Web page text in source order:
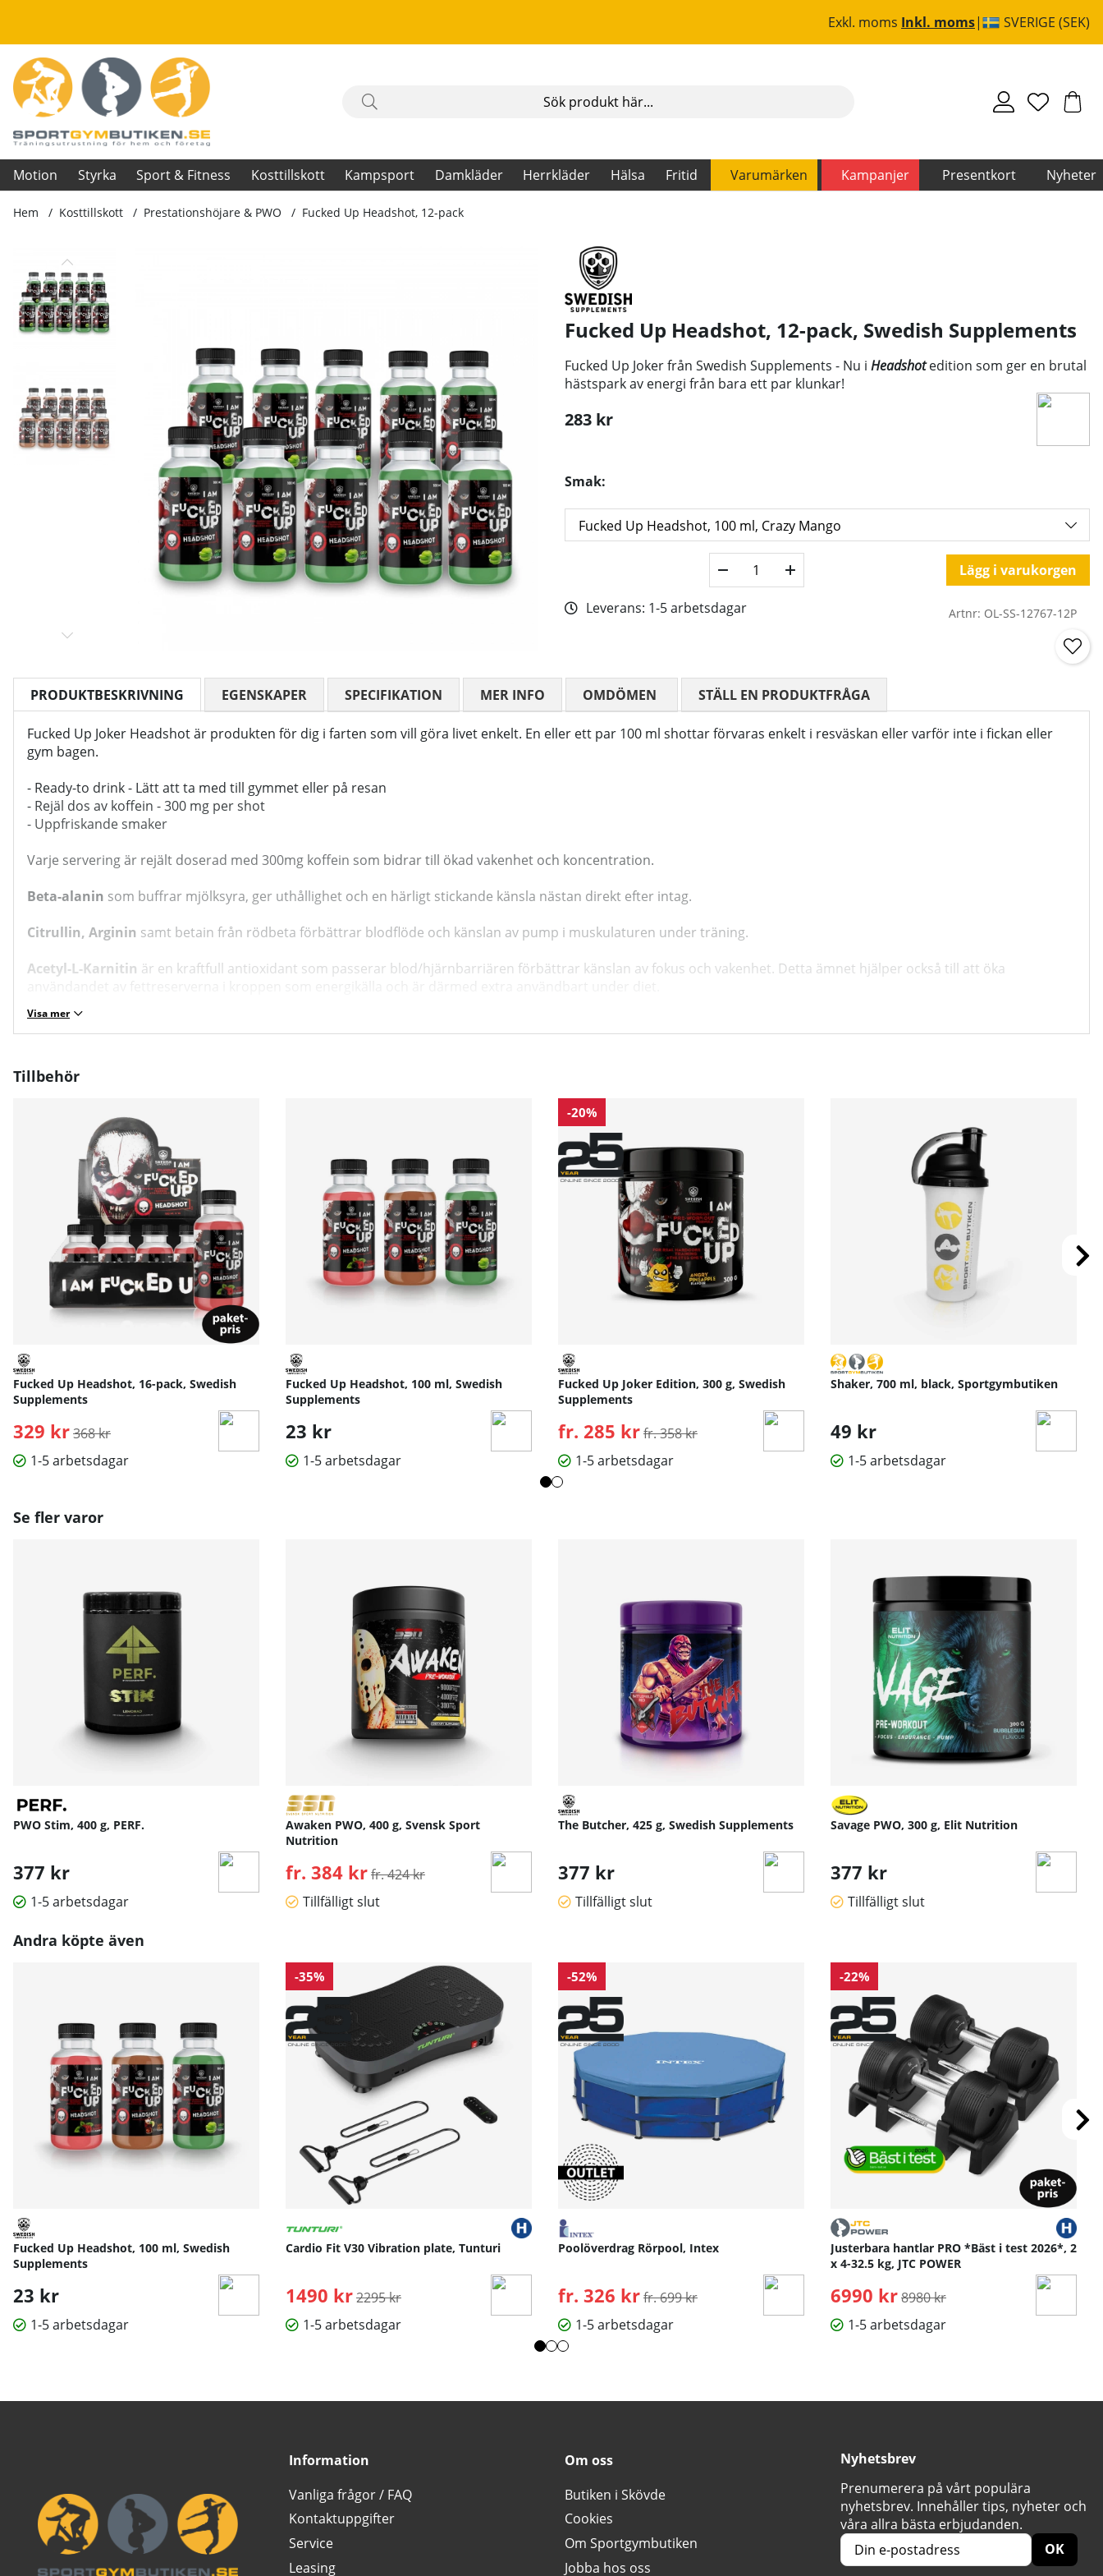
Exkl. moms Inkl. moms SVERIGE (SEK)
Motion Styrka Sport & Fitness Kosttillskott Kampsport Damkläder Herrkläder Hälsa Fritid Varumärken Kampanjer Presentkort Nyheter
Hem Kosttillskott Prestationshöjare & PWO Fucked Up Headshot, 12-pack
Produktbilder Fucked Up Headshot, 12-pack
Fucked Up Headshot, 12-pack, Swedish Supplements
Fucked Up Joker från Swedish Supplements - Nu i Headshotedition som ger en brutal
hästspark av energi från bara ett par klunkar!
283 kr
Smak:
Lägg i varukorgen
Leverans: 1-5 arbetsdagar Artnr: OL-SS-12767-12P
PRODUKTBESKRIVNING
Fucked Up Joker Headshot är produkten för dig i farten som vill göra livet enkelt. En eller ett par 100 ml shottar förvaras enkelt i resväskan eller varför inte i fickan eller
gym bagen.
- Ready-to drink - Lätt att ta med till gymmet eller på resan
- Rejäl dos av koffein - 300 mg per shot
- Uppfriskande smaker
Varje servering är rejält doserad med 300mg koffein som bidrar till ökad vakenhet och koncentration.
Beta-alanin som buffrar mjölksyra, ger uthållighet och en härligt stickande känsla nästan direkt efter intag.
Citrullin, Arginin samt betain från rödbeta förbättrar blodflöde och känslan av pump i muskulaturen under träning.
Acetyl-L-Karnitin är en kraftfull antioxidant som passerar blod/hjärnbarriären förbättrar känslan av fokus och vakenhet. Detta ämnet hjälper också till att öka
Visa mer
EGENSKAPER SPECIFIKATION MER INFO OMDÖMEN MEDELBETYG 0 AV 5 ANTAL BETYG 0
STÄLL EN PRODUKTFRÅGA
Tillbehör
Fucked Up Headshot, 16-pack, Swedish
Supplements
329 kr Ordinarie pris:
368 kr
1-5 arbetsdagar
Fucked Up Headshot, 100 ml, Swedish
Supplements
23 kr
1-5 arbetsdagar
-20%
Fucked Up Joker Edition, 300 g, Swedish
Supplements
fr. 285 krOrdinarie pris:
fr. 358 kr
1-5 arbetsdagar
Shaker, 700 ml, black, Sportgymbutiken
49 kr
1-5 arbetsdagar
Se fler varor
PWO Stim, 400 g, PERF.
377 kr
1-5 arbetsdagar
Awaken PWO, 400 g, Svensk Sport
Nutrition
fr. 384 krOrdinarie pris:
fr. 424 kr
Tillfälligt slut
The Butcher, 425 g, Swedish Supplements
377 kr
Tillfälligt slut
Savage PWO, 300 g, Elit Nutrition
377 kr
Tillfälligt slut
Andra köpte även
Fucked Up Headshot, 100 ml, Swedish
Supplements
23 kr
1-5 arbetsdagar
-35%
Cardio Fit V30 Vibration plate, Tunturi
1490 kr Ordinarie pris:
2295 kr
1-5 arbetsdagar
-52%
Poolöverdrag Rörpool, Intex
fr. 326 krOrdinarie pris:
fr. 699 kr
1-5 arbetsdagar
-22%
Justerbara hantlar PRO *Bäst i test 2026*, 2
x 4-32.5 kg, JTC POWER
6990 kr Ordinarie pris:
8980 kr
1-5 arbetsdagar
Information
Vanliga frågor / FAQ
Kontaktuppgifter
Service
Leasing
Om oss
Butiken i Skövde
Cookies
Om Sportgymbutiken
Jobba hos oss
Nyhetsbrev
Prenumerera på vårt populära
nyhetsbrev. Innehåller tips, nyheter och
våra allra bästa erbjudanden.
OK